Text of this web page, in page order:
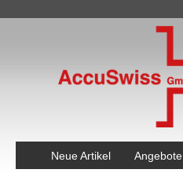
Neue Artikel Angebote